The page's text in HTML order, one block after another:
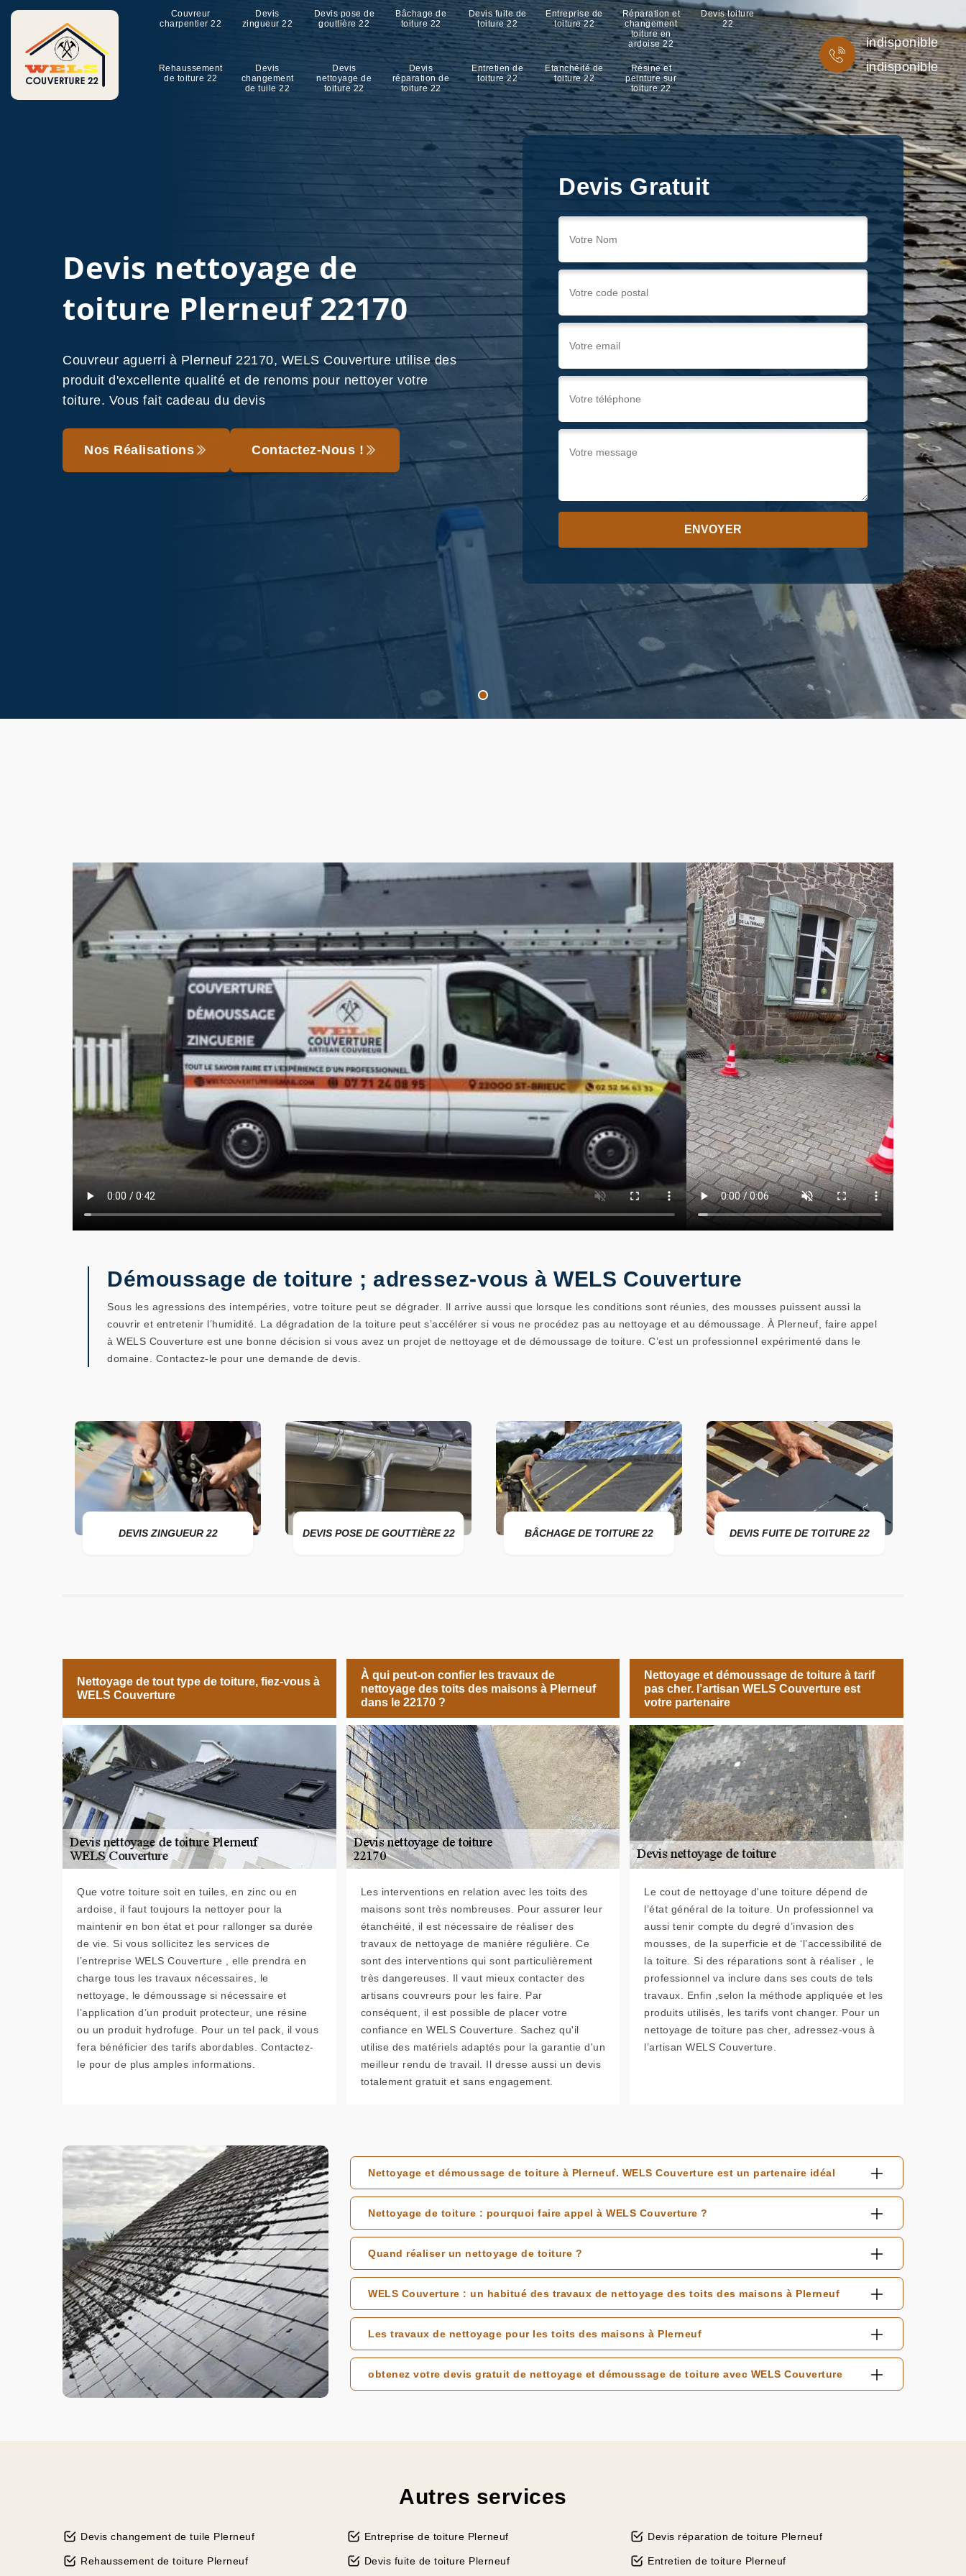
Couvreur
charpentier 22
Devis
zingueur 22
Devis pose de
gouttière 22
Bâchage de
toiture 22
Devis fuite de
toiture 22
Entreprise de
toiture 22
Réparation et
changement
toiture en
ardoise 22
Devis toiture
22
Rehaussement
de toiture 22
Devis
changement
de tuile 22
Devis
nettoyage de
toiture 22
Devis
réparation de
toiture 22
Entretien de
toiture 22
Etanchéité de
toiture 22
Résine et
peinture sur
toiture 22
indisponible
indisponible
Devis nettoyage de
toiture Plerneuf 22170
Couvreur aguerri à Plerneuf 22170, WELS Couverture utilise des
produit d'excellente qualité et de renoms pour nettoyer votre
toiture. Vous fait cadeau du devis
Nos Réalisations Contactez-Nous !
Devis Gratuit
Démoussage de toiture ; adressez-vous à WELS Couverture
Sous les agressions des intempéries, votre toiture peut se dégrader. Il arrive aussi que lorsque les conditions sont réunies, des mousses puissent aussi la
couvrir et entretenir l’humidité. La dégradation de la toiture peut s’accélérer si vous ne procédez pas au nettoyage et au démoussage. À Plerneuf, faire appel
à WELS Couverture est une bonne décision si vous avez un projet de nettoyage et de démoussage de toiture. C’est un professionnel expérimenté dans le
domaine. Contactez-le pour une demande de devis.
DEVIS ZINGUEUR 22 DEVIS POSE DE GOUTTIÈRE 22 BÂCHAGE DE TOITURE 22 DEVIS FUITE DE TOITURE 22
Nettoyage de tout type de toiture, fiez-vous à
WELS Couverture
Que votre toiture soit en tuiles, en zinc ou en
ardoise, il faut toujours la nettoyer pour la
maintenir en bon état et pour rallonger sa durée
de vie. Si vous sollicitez les services de
l’entreprise WELS Couverture , elle prendra en
charge tous les travaux nécessaires, le
nettoyage, le démoussage si nécessaire et
l’application d’un produit protecteur, une résine
ou un produit hydrofuge. Pour un tel pack, il vous
fera bénéficier des tarifs abordables. Contactez-
le pour de plus amples informations.
À qui peut-on confier les travaux de
nettoyage des toits des maisons à Plerneuf
dans le 22170 ?
Les interventions en relation avec les toits des
maisons sont très nombreuses. Pour assurer leur
étanchéité, il est nécessaire de réaliser des
travaux de nettoyage de manière régulière. Ce
sont des interventions qui sont particulièrement
très dangereuses. Il vaut mieux contacter des
artisans couvreurs pour les faire. Par
conséquent, il est possible de placer votre
confiance en WELS Couverture. Sachez qu'il
utilise des matériels adaptés pour la garantie d'un
meilleur rendu de travail. Il dresse aussi un devis
totalement gratuit et sans engagement.
Nettoyage et démoussage de toiture à tarif
pas cher. l’artisan WELS Couverture est
votre partenaire
Le cout de nettoyage d'une toiture dépend de
l’état général de la toiture. Un professionnel va
aussi tenir compte du degré d’invasion des
mousses, de la superficie et de ‘l’accessibilité de
la toiture. Si des réparations sont à réaliser , le
professionnel va inclure dans ses couts de tels
travaux. Enfin ,selon la méthode appliquée et les
produits utilisés, les tarifs vont changer. Pour un
nettoyage de toiture pas cher, adressez-vous à
l’artisan WELS Couverture.
Nettoyage et démoussage de toiture à Plerneuf. WELS Couverture est un partenaire idéal
Nettoyage de toiture : pourquoi faire appel à WELS Couverture ?
Quand réaliser un nettoyage de toiture ?
WELS Couverture : un habitué des travaux de nettoyage des toits des maisons à Plerneuf
Les travaux de nettoyage pour les toits des maisons à Plerneuf
obtenez votre devis gratuit de nettoyage et démoussage de toiture avec WELS Couverture
Autres services
Devis changement de tuile Plerneuf
Rehaussement de toiture Plerneuf
Entreprise de toiture Plerneuf
Devis fuite de toiture Plerneuf
Devis réparation de toiture Plerneuf
Entretien de toiture Plerneuf